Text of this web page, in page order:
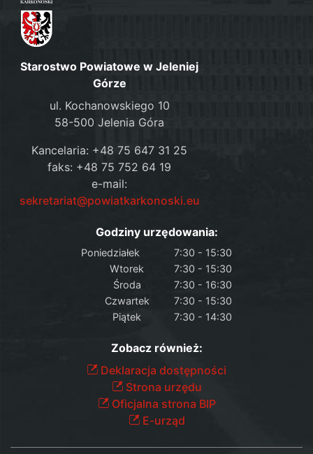
Starostwo Powiatowe w Jeleniej
Górze
ul. Kochanowskiego 10
58-500 Jelenia Góra
Kancelaria: +48 75 647 31 25
faks: +48 75 752 64 19
e-mail:
sekretariat@powiatkarkonoski.eu
Godziny urzędowania:
Poniedziałek
7:30 - 15:30
Wtorek
7:30 - 15:30
Środa
7:30 - 16:30
Czwartek
7:30 - 15:30
Piątek
7:30 - 14:30
Zobacz również:
Deklaracja dostępności
Strona urzędu
Oficjalna strona BIP
E-urząd